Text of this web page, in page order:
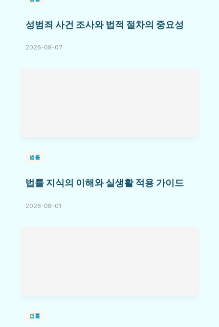
성범죄 사건 조사와 법적 절차의 중요성
2026-08-07
법률
법률 지식의 이해와 실생활 적용 가이드
2026-08-01
법률